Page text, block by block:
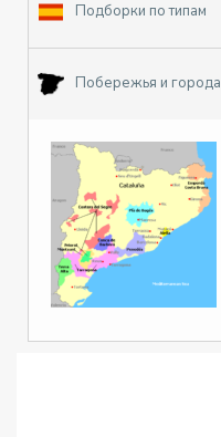
Подборки по типам
Побережья и города